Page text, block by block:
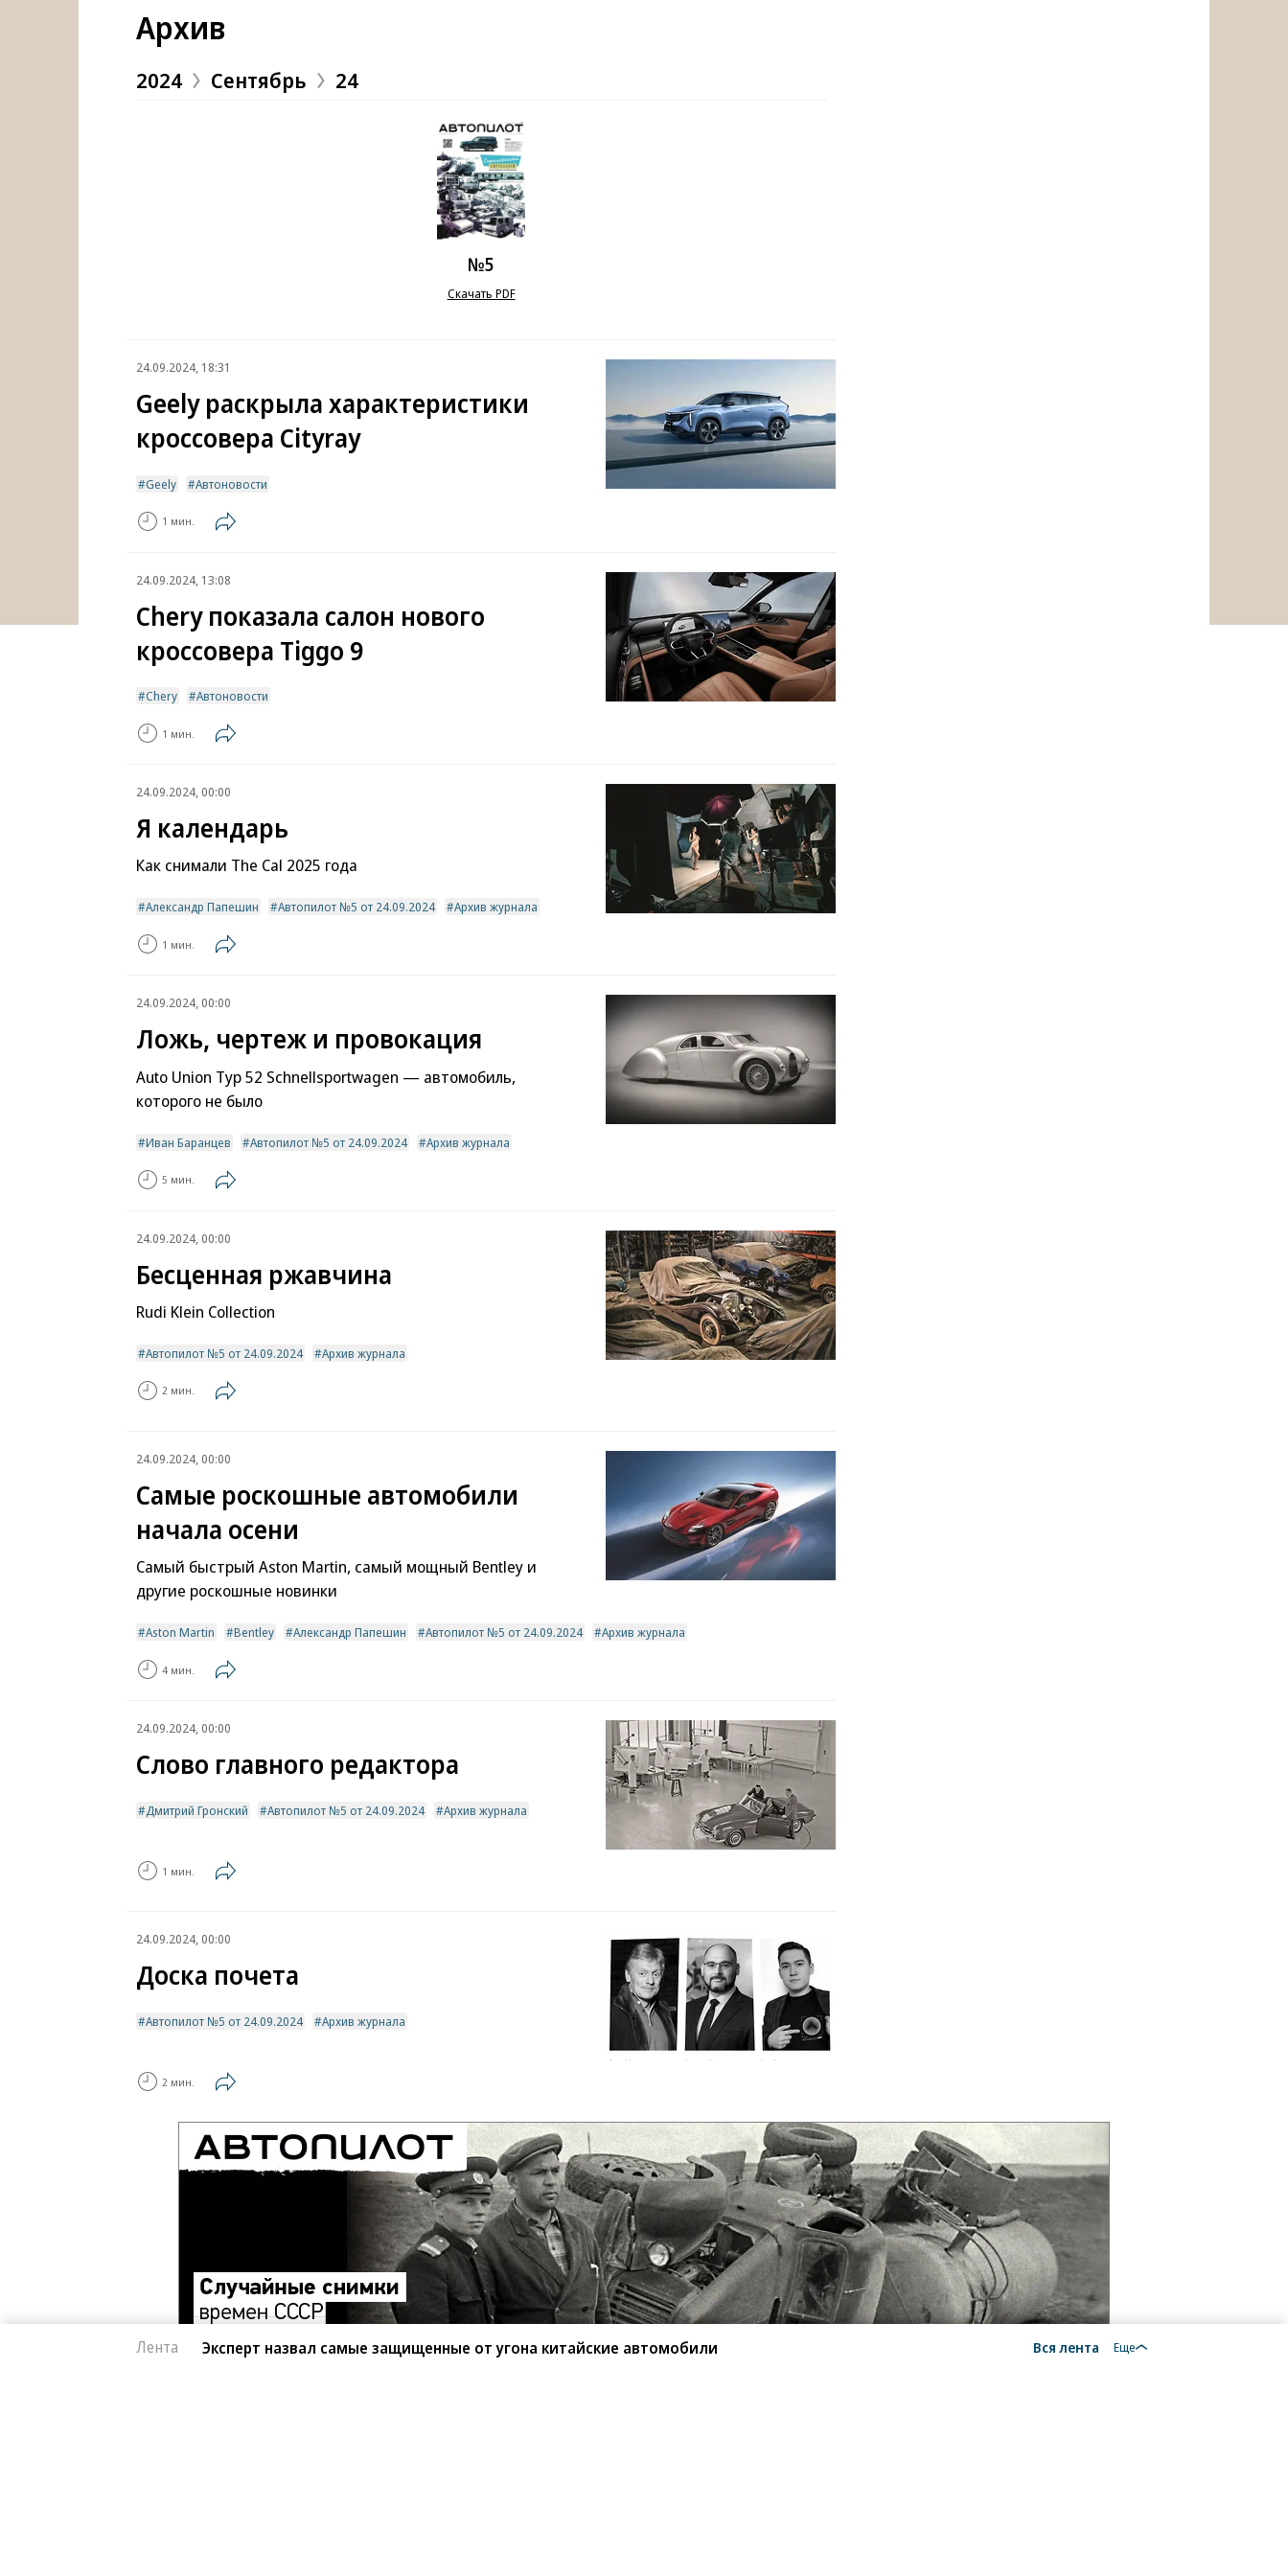
Архив
2024 Сентябрь 24
№5
Скачать PDF
24.09.2024, 18:31
Geely раскрыла характеристики
кроссовера Cityray
Geely Автоновости
1 мин.
24.09.2024, 13:08
Chery показала салон нового
кроссовера Tiggo 9
Chery Автоновости
1 мин.
24.09.2024, 00:00
Я календарь
Как снимали The Cal 2025 года
Александр Папешин Автопилот №5 от 24.09.2024 Архив журнала
1 мин.
24.09.2024, 00:00
Ложь, чертеж и провокация
Auto Union Typ 52 Schnellsportwagen — автомобиль,
которого не было
Иван Баранцев Автопилот №5 от 24.09.2024 Архив журнала
5 мин.
24.09.2024, 00:00
Бесценная ржавчина
Rudi Klein Collection
Автопилот №5 от 24.09.2024 Архив журнала
2 мин.
24.09.2024, 00:00
Самые роскошные автомобили
начала осени
Самый быстрый Aston Martin, самый мощный Bentley и
другие роскошные новинки
Aston Martin Bentley Александр Папешин Автопилот №5 от 24.09.2024 Архив журнала
4 мин.
24.09.2024, 00:00
Слово главного редактора
Дмитрий Гронский Автопилот №5 от 24.09.2024 Архив журнала
1 мин.
24.09.2024, 00:00
Доска почета
Автопилот №5 от 24.09.2024 Архив журнала
2 мин.
Лента Эксперт назвал самые защищенные от угона китайские автомобили Вся лента Еще